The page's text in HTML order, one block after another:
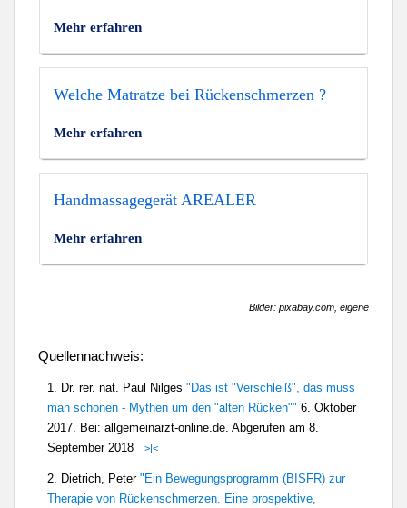
Mehr erfahren
Welche Matratze bei Rückenschmerzen ?
Mehr erfahren
Handmassagegerät AREALER
Mehr erfahren
Bilder: pixabay.com, eigene
Quellennachweis:
1. Dr. rer. nat. Paul Nilges "Das ist "Verschleiß", das muss
man schonen - Mythen um den "alten Rücken"" 6. Oktober
2017. Bei: allgemeinarzt-online.de. Abgerufen am 8.
September 2018
>|<
2. Dietrich, Peter "Ein Bewegungsprogramm (BISFR) zur
Therapie von Rückenschmerzen. Eine prospektive,